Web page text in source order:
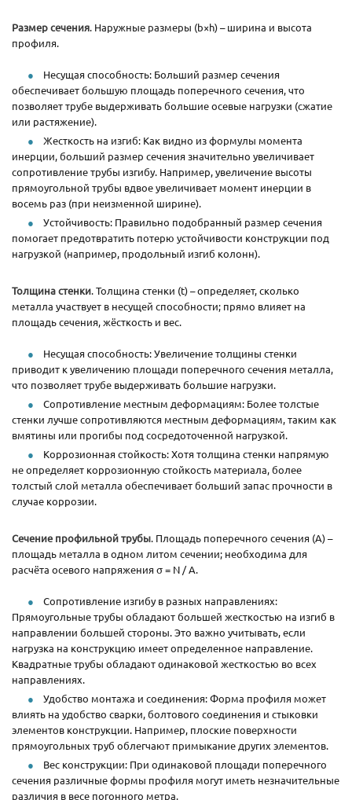
Размер сечения. Наружные размеры (b×h) – ширина и высота
профиля.
Несущая способность: Больший размер сечения
обеспечивает большую площадь поперечного сечения, что
позволяет трубе выдерживать большие осевые нагрузки (сжатие
или растяжение).
Жесткость на изгиб: Как видно из формулы момента
инерции, больший размер сечения значительно увеличивает
сопротивление трубы изгибу. Например, увеличение высоты
прямоугольной трубы вдвое увеличивает момент инерции в
восемь раз (при неизменной ширине).
Устойчивость: Правильно подобранный размер сечения
помогает предотвратить потерю устойчивости конструкции под
нагрузкой (например, продольный изгиб колонн).
Толщина стенки. Толщина стенки (t) – определяет, сколько
металла участвует в несущей способности; прямо влияет на
площадь сечения, жёсткость и вес.
Несущая способность: Увеличение толщины стенки
приводит к увеличению площади поперечного сечения металла,
что позволяет трубе выдерживать большие нагрузки.
Сопротивление местным деформациям: Более толстые
стенки лучше сопротивляются местным деформациям, таким как
вмятины или прогибы под сосредоточенной нагрузкой.
Коррозионная стойкость: Хотя толщина стенки напрямую
не определяет коррозионную стойкость материала, более
толстый слой металла обеспечивает больший запас прочности в
случае коррозии.
Сечение профильной трубы. Площадь поперечного сечения (A) –
площадь металла в одном литом сечении; необходима для
расчёта осевого напряжения σ = N / A.
Сопротивление изгибу в разных направлениях:
Прямоугольные трубы обладают большей жесткостью на изгиб в
направлении большей стороны. Это важно учитывать, если
нагрузка на конструкцию имеет определенное направление.
Квадратные трубы обладают одинаковой жесткостью во всех
направлениях.
Удобство монтажа и соединения: Форма профиля может
влиять на удобство сварки, болтового соединения и стыковки
элементов конструкции. Например, плоские поверхности
прямоугольных труб облегчают примыкание других элементов.
Вес конструкции: При одинаковой площади поперечного
сечения различные формы профиля могут иметь незначительные
различия в весе погонного метра.